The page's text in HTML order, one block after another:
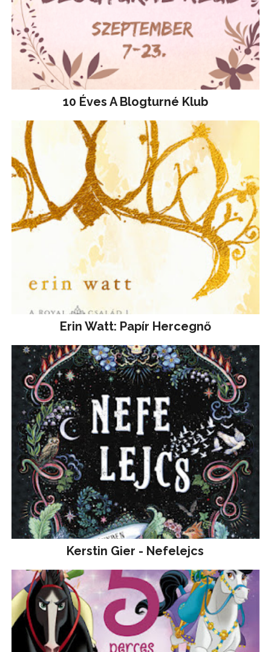
10 Éves A Blogturné Klub
Erin Watt: Papír Hercegnő
Kerstin Gier - Nefelejcs